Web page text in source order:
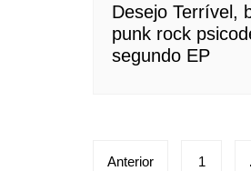
Desejo Terrível,
punk rock
segundo EP
Paginação
Anterior 1